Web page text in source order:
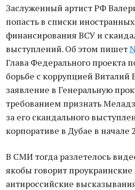
Заслуженный артист РФ
попасть в списки
финансирования ВСУ и
выступлений. Об этом пишет
Глава Федерального проекта
борьбе с коррупцией Виталий
заявление в Генеральную
требованием признать
за его скандального
корпоративе в Дубае в начале
В СМИ тогда разлетелось
якобы говорит проукраинские
антироссийские